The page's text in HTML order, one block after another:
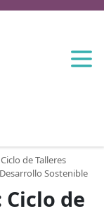
de Talleres
Sostenible
de